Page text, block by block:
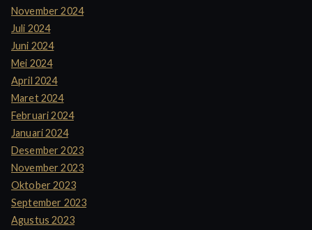
November 2024
Juli 2024
Juni 2024
Mei 2024
April 2024
Maret 2024
Februari 2024
Januari 2024
Desember 2023
November 2023
Oktober 2023
September 2023
Agustus 2023